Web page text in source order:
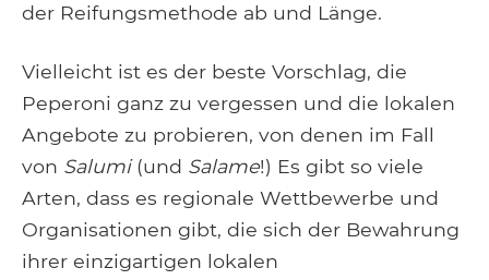
der Reifungsmethode ab und Länge.
Vielleicht ist es der beste Vorschlag, die
Peperoni ganz zu vergessen und die lokalen
Angebote zu probieren, von denen im Fall
von Salumi(und Salame!) Es gibt so viele
Arten, dass es regionale Wettbewerbe und
Organisationen gibt, die sich der Bewahrung
ihrer einzigartigen lokalen